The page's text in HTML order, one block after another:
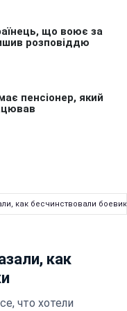
как бесчинствовали
как
что хотели